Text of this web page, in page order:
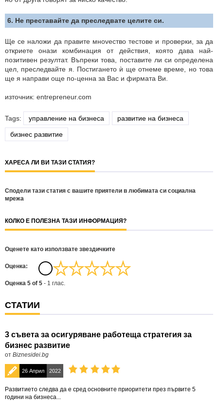
6. Не преставайте да преследвате целите си.
Ще се наложи да правите мноvество тестове и проверки, за да
откриете онази комбинация от действия, която дава най-
позитивен резултат. Въпреки това, поставите ли си определена
цел, преследвайте я. Постигането ѝ ще отнеме време, но това
ще я направи още по-ценна за Вас и фирмата Ви.
източник: entrepreneur.com
Tags: управление на бизнеса развитие на бизнеса
бизнес развитие
ХАРЕСА ЛИ ВИ ТАЗИ СТАТИЯ?
Сподели тази статия с вашите приятели в любимата си социална
мрежа
КОЛКО Е ПОЛЕЗНА ТАЗИ ИНФОРМАЦИЯ?
Оценете като използвате звездичките
Oценка:
Оценка 5 of 5 - 1 глас.
СТАТИИ
3 съвета за осигуряване работеща стратегия за
бизнес развитие
от Biznesidei.bg
26 Април 2022
Развитието следва да е сред основните приоритети през първите 5
години на бизнеса...